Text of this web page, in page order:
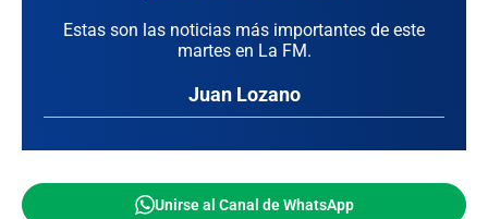
Estas son las noticias más importantes de este
martes en La FM.
Juan Lozano
Unirse al Canal de WhatsApp